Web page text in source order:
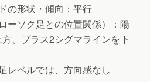
の形状・傾向：平行
ーソク足との位置関係）：陽
、プラス2シグマラインを下
レベルでは、方向感なし